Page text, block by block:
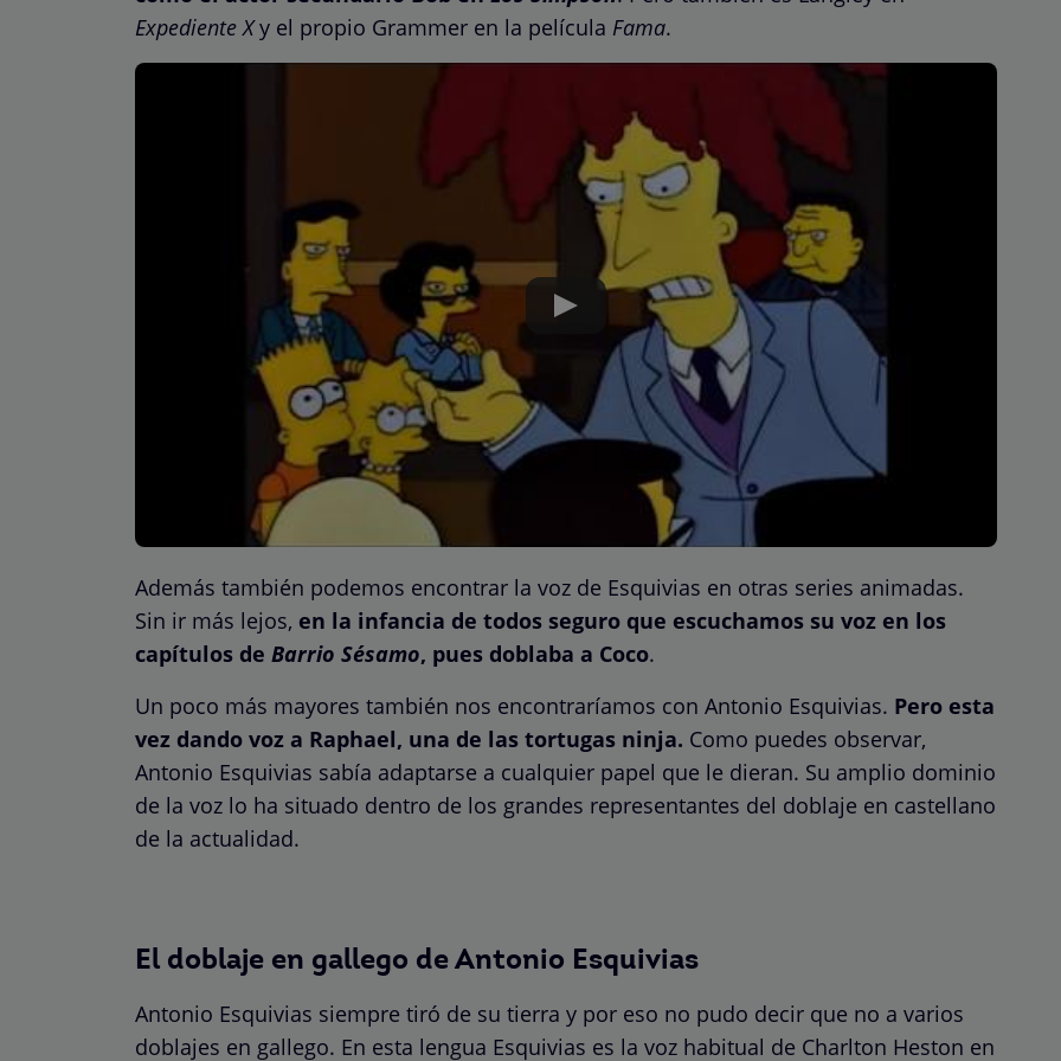
Expediente Xy el propio Grammer en la película Fama.
Además también podemos encontrar la voz de Esquivias en otras series animadas.
Sin ir más lejos, en la infancia de todos seguro que escuchamos su voz en los
capítulos de Barrio Sésamo, pues doblaba a Coco.
Un poco más mayores también nos encontraríamos con Antonio Esquivias. Pero esta
vez dando voz a Raphael, una de las tortugas ninja. Como puedes observar,
Antonio Esquivias sabía adaptarse a cualquier papel que le dieran. Su amplio dominio
de la voz lo ha situado dentro de los grandes representantes del doblaje en castellano
de la actualidad.
El doblaje en gallego de Antonio Esquivias
Antonio Esquivias siempre tiró de su tierra y por eso no pudo decir que no a varios
doblajes en gallego. En esta lengua Esquivias es la voz habitual de Charlton Heston en